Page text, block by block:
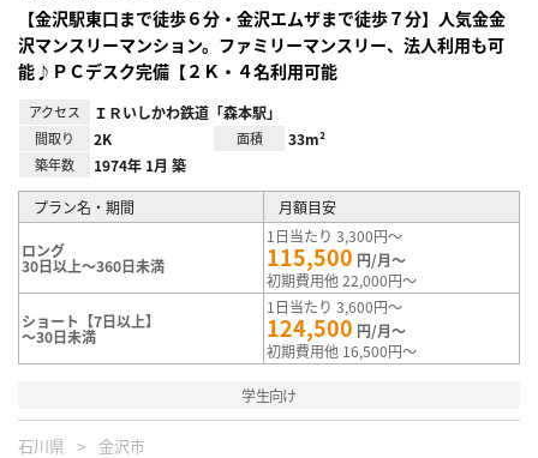
【金沢駅東口まで徒歩６分・金沢エムザまで徒歩７分】人気金金
沢マンスリーマンション。ファミリーマンスリー、法人利用も可
能♪ＰＣデスク完備【２Ｋ・４名利用可能
アクセス ＩＲいしかわ鉄道「森本駅」
間取り 2K 面積 33m²
築年数 1974年 1月 築
プラン名・期間 月額目安
ロング
30日以上～360日未満
1日当たり 3,300円～
115,500 円/月～
初期費用他 22,000円～
ショート【7日以上】
～30日未満
1日当たり 3,600円～
124,500 円/月～
初期費用他 16,500円～
学生向け
石川県 金沢市